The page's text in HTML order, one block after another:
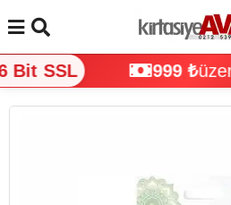
SSL 999 ₺ üzeri